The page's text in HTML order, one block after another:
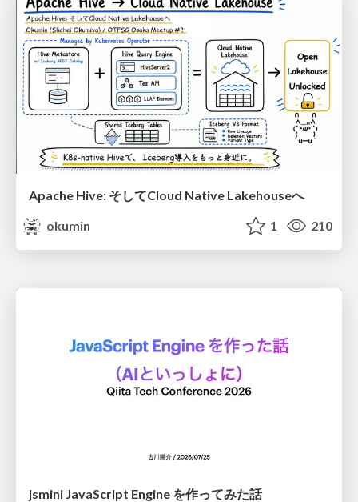
Apache Hive: そしてCloud Native Lakehouseへ
okumin
1 210
jsmini JavaScript Engine を作ってみた話